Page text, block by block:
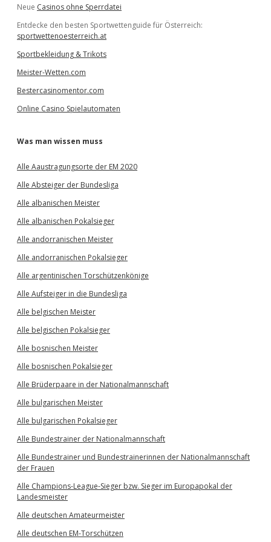
Neue Casinos ohne Sperrdatei
Entdecke den besten Sportwettenguide für Österreich:
sportwettenoesterreich.at
Sportbekleidung & Trikots
Meister-Wetten.com
Bestercasinomentor.com
Online Casino Spielautomaten
Was man wissen muss
Alle Aaustragungsorte der EM 2020
Alle Absteiger der Bundesliga
Alle albanischen Meister
Alle albanischen Pokalsieger
Alle andorranischen Meister
Alle andorranischen Pokalsieger
Alle argentinischen Torschützenkönige
Alle Aufsteiger in die Bundesliga
Alle belgischen Meister
Alle belgischen Pokalsieger
Alle bosnischen Meister
Alle bosnischen Pokalsieger
Alle Brüderpaare in der Nationalmannschaft
Alle bulgarischen Meister
Alle bulgarischen Pokalsieger
Alle Bundestrainer der Nationalmannschaft
Alle Bundestrainer und Bundestrainerinnen der Nationalmannschaft
der Frauen
Alle Champions-League-Sieger bzw. Sieger im Europapokal der
Landesmeister
Alle deutschen Amateurmeister
Alle deutschen EM-Torschützen